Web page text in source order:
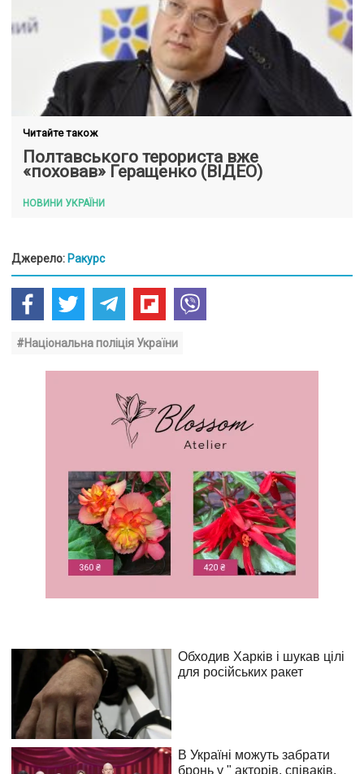
Читайте також
Полтавського терориста вже
«поховав» Геращенко (ВІДЕО)
НОВИНИ УКРАЇНИ
Джерело: Ракурс
#Національна поліція України